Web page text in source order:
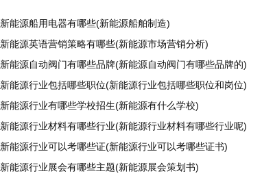
新能源船用电器有哪些(新能源船舶制造)
新能源英语营销策略有哪些(新能源市场营销分析)
新能源自动阀门有哪些品牌(新能源自动阀门有哪些品牌的)
新能源行业包括哪些职位(新能源行业包括哪些职位和岗位)
新能源行业有哪些学校招生(新能源有什么学校)
新能源行业材料有哪些行业(新能源行业材料有哪些行业呢)
新能源行业可以考哪些证(新能源行业可以考哪些证书)
新能源行业展会有哪些主题(新能源展会策划书)